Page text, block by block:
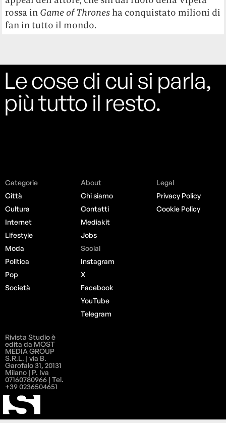
rossa in Game of Thrones ha conquistato milioni di
fan in tutto il mondo.
Le cose di cui si parla,
più tutto il resto.
Categorie
Città
Cultura
Internet
Lifestyle
Moda
Politica
Pop
Società
About
Chi siamo
Contatti
Mediakit
Jobs
Social
Instagram
X
Facebook
YouTube
Telegram
Legal
Privacy Policy
Cookie Policy
Rivista Studio è
edita da MOST
MEDIA GROUP
S.R.L. | via B.
Garofalo 31, 20131
Milano | P. Iva
07160780966 | Tel.
+39 0236504651